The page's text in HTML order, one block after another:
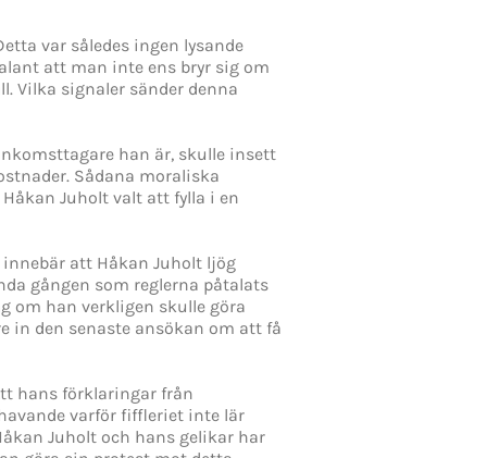
var således ingen lysande
att man inte ens bryr sig om
Vilka signaler sänder denna
han är, skulle insett
Sådana moraliska
Juholt valt att fylla i en
att Håkan Juholt ljög
gången som reglerna påtalats
om han verkligen skulle göra
in den senaste ansökan om att få
hans förklaringar från
varför fiffleriet inte lär
Juholt och hans gelikar har